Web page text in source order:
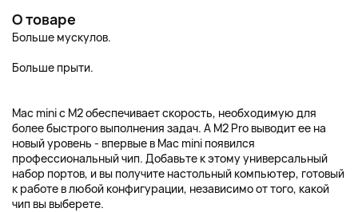
О товаре
Больше мускулов.
Больше прыти.
Mac mini с M2 обеспечивает скорость, необходимую для
более быстрого выполнения задач. А M2 Pro выводит ее на
новый уровень - впервые в Mac mini появился
профессиональный чип. Добавьте к этому универсальный
набор портов, и вы получите настольный компьютер, готовый
к работе в любой конфигурации, независимо от того, какой
чип вы выберете.